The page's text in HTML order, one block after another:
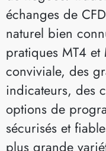
échanges de
naturel bien
pratiques MT4 et
conviviale, des
indicateurs, des
options de
sécurisés et
plus grande